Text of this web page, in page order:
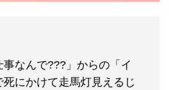
事なんで???」からの「イ
死にかけて走馬灯見えるじ